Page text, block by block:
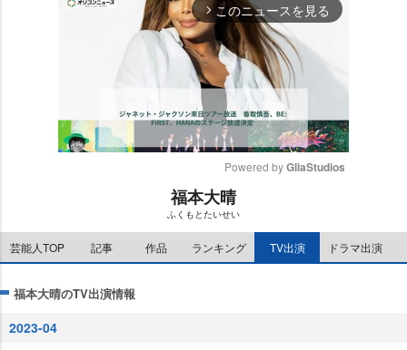
arrow_forward_ios このニュースを見る
e
Powered by GliaStudios
福本大晴
ふくもとたいせい
芸能人TOP 記事 作品 ランキング TV出演 ドラマ出演
福本大晴のTV出演情報
2023-04